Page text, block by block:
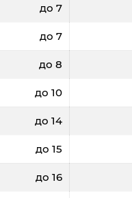
до 7
до 7
до 8
до 10
до 14
до 15
до 16